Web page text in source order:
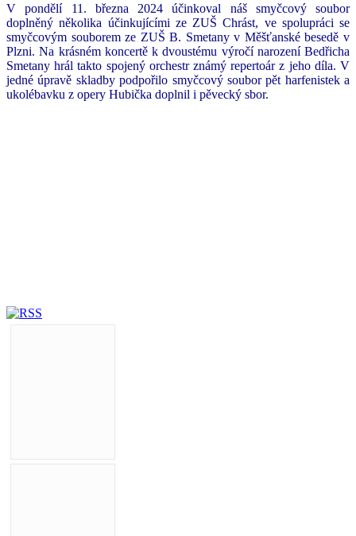
V pondělí 11. března 2024 účinkoval náš smyčcový soubor
doplněný několika účinkujícími ze ZUŠ Chrást, ve spolupráci se
smyčcovým souborem ze ZUŠ B. Smetany v Měšťanské besedě v
Plzni. Na krásném koncertě k dvoustému výročí narození Bedřicha
Smetany hrál takto spojený orchestr známý repertoár z jeho díla. V
jedné úpravě skladby podpořilo smyčcový soubor pět harfenistek a
ukolébavku z opery Hubička doplnil i pěvecký sbor.